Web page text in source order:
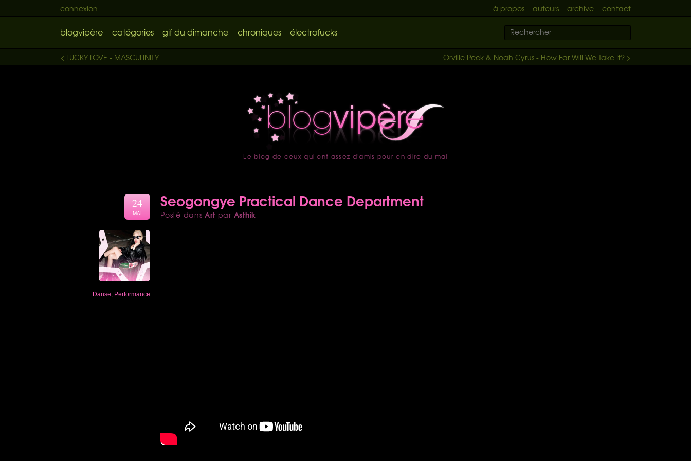
connexion à propos auteurs archive contact
blogvipère catégories gif du dimanche chroniques électrofucks
Orville Peck & Noah Cyrus - How Far Will We Take It? >
< LUCKY LOVE - MASCULINITY
accueil
Le blog de ceux qui ont assez d'amis pour en dire du mal
Seogongye Practical Dance Department
Posté dansArt par Asthik
24
MAI
Danse Performance